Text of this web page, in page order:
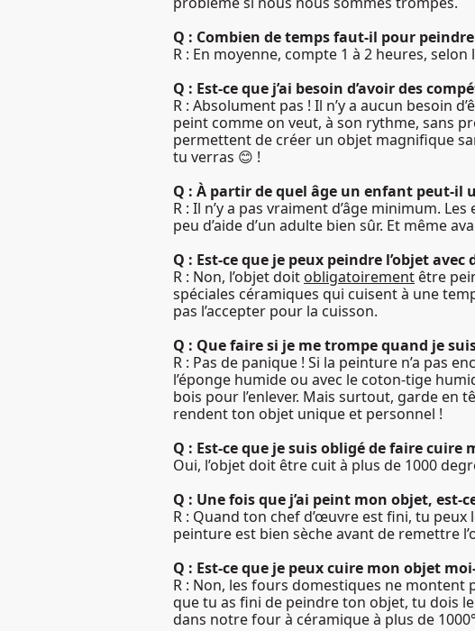
Q : Combien de temps faut-il pour
R : En moyenne, compte 1 à 2 heures,
Q : Est-ce que j’ai besoin d’avoir des
R : Absolument pas ! Il n’y a aucun besoin
peint comme on veut, à son rythme, sans
permettent de créer un objet magnifique
tu verras 😊 !
Q : À partir de quel âge un enfant peut-il
R : Il n’y a pas vraiment d’âge minimum.
peu d’aide d’un adulte bien sûr. Et même
Q : Est-ce que je peux peindre l’objet
R : Non, l’objet doit obligatoirement être
spéciales céramiques qui cuisent à une
pas l’accepter pour la cuisson.
Q : Que faire si je me trompe quand je
R : Pas de panique ! Si la peinture n’a pas
l’éponge humide ou avec le coton-tige
bois pour l’enlever. Mais surtout, garde en
rendent ton objet unique et personnel !
Q : Est-ce que je suis obligé de faire cuire
Oui, l’objet doit être cuit à plus de 1000
Q : Une fois que j’ai peint mon objet, est-
R : Quand ton chef d’œuvre est fini, tu
peinture est bien sèche avant de remettre
Q : Est-ce que je peux cuire mon objet
R : Non, les fours domestiques ne montent
que tu as fini de peindre ton objet, tu dois
dans notre four à céramique à plus de